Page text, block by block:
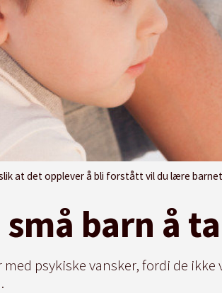
å bli forstått vil du lære barnet å forstå sine egne
barn å
psykiske vansker, fordi de